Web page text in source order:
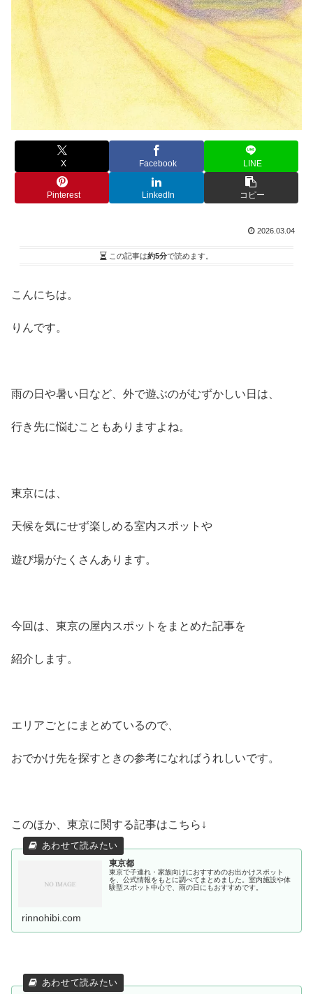
X Facebook LINE
Pinterest LinkedIn コピー
2026.03.04
この記事は約5分で読めます。
こんにちは。
りんです。
雨の日や暑い日など、外で遊ぶのがむずかしい日は、
行き先に悩むこともありますよね。
東京には、
天候を気にせず楽しめる室内スポットや
遊び場がたくさんあります。
今回は、東京の屋内スポットをまとめた記事を
紹介します。
エリアごとにまとめているので、
おでかけ先を探すときの参考になればうれしいです。
このほか、東京に関する記事はこちら↓
東京都
東京で子連れ・家族向けにおすすめのお出かけスポット
を、公式情報をもとに調べてまとめました。室内施設や体
験型スポット中心で、雨の日にもおすすめです。
rinnohibi.com